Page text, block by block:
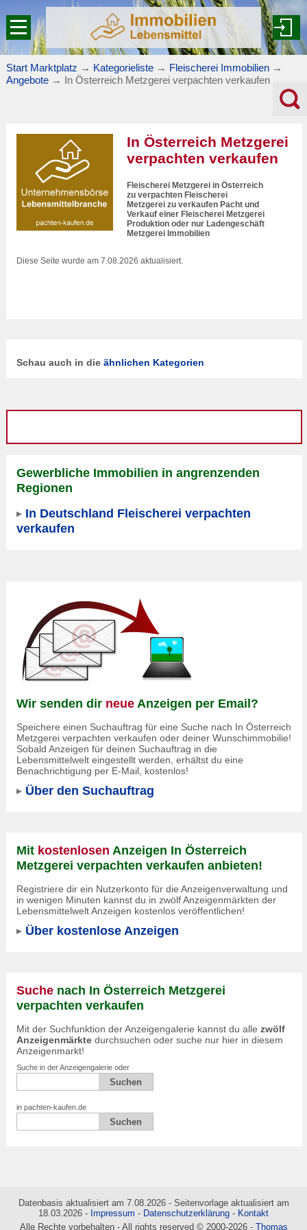
Start Marktplatz → Kategorieliste → Fleischerei Immobilien →
Angebote → In Österreich Metzgerei verpachten verkaufen
In Österreich Metzgerei
verpachten verkaufen
Fleischerei Metzgerei in Österreich
zu verpachten Fleischerei
Metzgerei zu verkaufen Pacht und
Verkauf einer Fleischerei Metzgerei
Produktion oder nur Ladengeschäft
Metzgerei Immobilien
Diese Seite wurde am 7.08.2026 aktualisiert.
Schau auch in die ähnlichen Kategorien
Gewerbliche Immobilien in angrenzenden
Regionen
In Deutschland Fleischerei verpachten
verkaufen
Wir senden dir neue Anzeigen per Email?
Speichere einen Suchauftrag für eine Suche nach In Österreich
Metzgerei verpachten verkaufen oder deiner Wunschimmobilie!
Sobald Anzeigen für deinen Suchauftrag in die
Lebensmittelwelt eingestellt werden, erhältst du eine
Benachrichtigung per E-Mail, kostenlos!
Über den Suchauftrag
Mit kostenlosen Anzeigen In Österreich
Metzgerei verpachten verkaufen anbieten!
Registriere dir ein Nutzerkonto für die Anzeigenverwaltung und
in wenigen Minuten kannst du in zwölf Anzeigenmärkten der
Lebensmittelwelt Anzeigen kostenlos veröffentlichen!
Über kostenlose Anzeigen
Suche nach In Österreich Metzgerei
verpachten verkaufen
Mit der Suchfunktion der Anzeigengalerie kannst du alle zwölf
Anzeigenmärkte durchsuchen oder suche nur hier in diesem
Anzeigenmarkt!
Suche in der Anzeigengalerie oder
in pachten-kaufen.de
Datenbasis aktualisiert am 7.08.2026 - Seitenvorlage aktualisiert am
18.03.2026 - Impressum - Datenschutzerklärung - Kontakt
Alle Rechte vorbehalten - All rights reserved © 2000-2026 - Thomas